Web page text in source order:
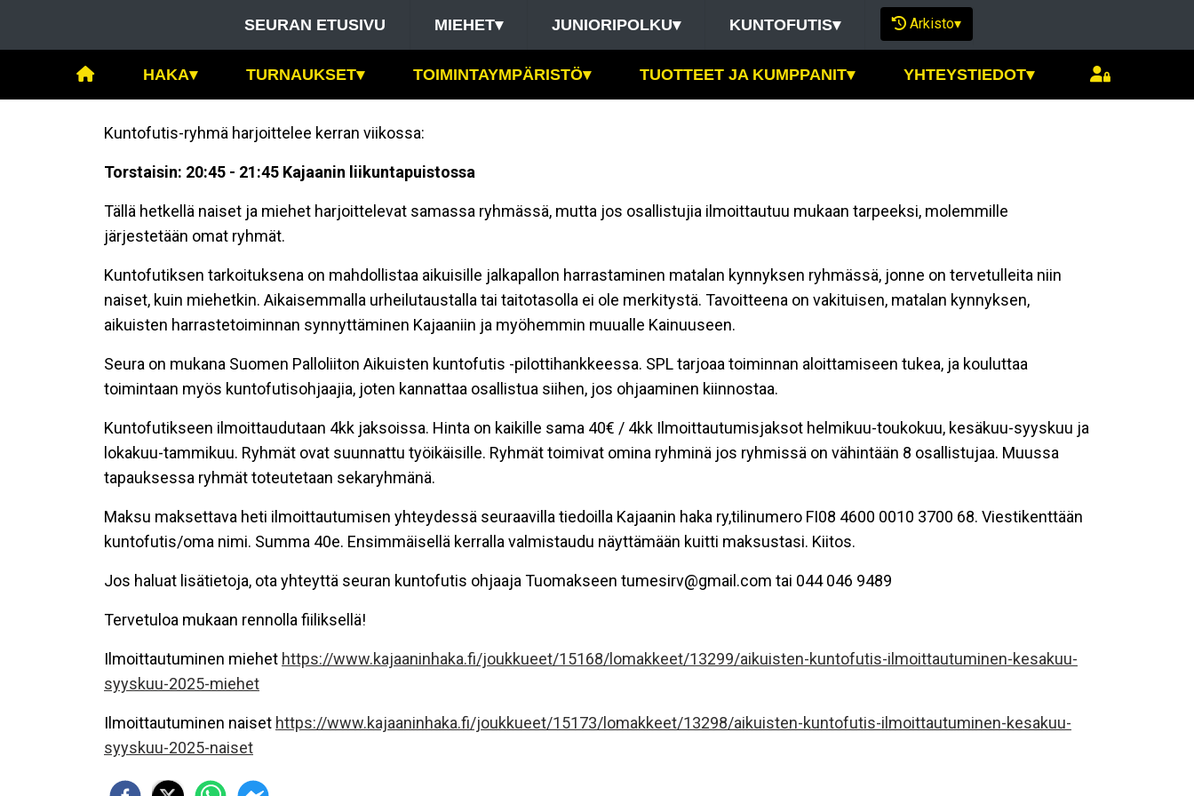
SEURAN ETUSIVU MIEHET▾ JUNIORIPOLKU▾ KUNTOFUTIS▾ Arkisto▾
HAKA▾ TURNAUKSET▾ TOIMINTAYMPÄRISTÖ▾ TUOTTEET JA KUMPPANIT▾ YHTEYSTIEDOT▾
Kuntofutis-ryhmä harjoittelee kerran viikossa:
Torstaisin: 20:45 - 21:45 Kajaanin liikuntapuistossa
Tällä hetkellä naiset ja miehet harjoittelevat samassa ryhmässä, mutta jos osallistujia ilmoittautuu mukaan tarpeeksi, molemmille
järjestetään omat ryhmät.
Kuntofutiksen tarkoituksena on mahdollistaa aikuisille jalkapallon harrastaminen matalan kynnyksen ryhmässä, jonne on tervetulleita niin
naiset, kuin miehetkin. Aikaisemmalla urheilutaustalla tai taitotasolla ei ole merkitystä. Tavoitteena on vakituisen, matalan kynnyksen,
aikuisten harrastetoiminnan synnyttäminen Kajaaniin ja myöhemmin muualle Kainuuseen.
Seura on mukana Suomen Palloliiton Aikuisten kuntofutis -pilottihankkeessa. SPL tarjoaa toiminnan aloittamiseen tukea, ja kouluttaa
toimintaan myös kuntofutisohjaajia, joten kannattaa osallistua siihen, jos ohjaaminen kiinnostaa.
Kuntofutikseen ilmoittaudutaan 4kk jaksoissa. Hinta on kaikille sama 40€ / 4kk Ilmoittautumisjaksot helmikuu-toukokuu, kesäkuu-syyskuu ja
lokakuu-tammikuu. Ryhmät ovat suunnattu työikäisille. Ryhmät toimivat omina ryhminä jos ryhmissä on vähintään 8 osallistujaa. Muussa
tapauksessa ryhmät toteutetaan sekaryhmänä.
Maksu maksettava heti ilmoittautumisen yhteydessä seuraavilla tiedoilla Kajaanin haka ry,tilinumero FI08 4600 0010 3700 68. Viestikenttään
kuntofutis/oma nimi. Summa 40e. Ensimmäisellä kerralla valmistaudu näyttämään kuitti maksustasi. Kiitos.
Jos haluat lisätietoja, ota yhteyttä seuran kuntofutis ohjaaja Tuomakseen tumesirv@gmail.com tai 044 046 9489
Tervetuloa mukaan rennolla fiiliksellä!
Ilmoittautuminen miehet https://www.kajaaninhaka.fi/joukkueet/15168/lomakkeet/13299/aikuisten-kuntofutis-ilmoittautuminen-kesakuu-
syyskuu-2025-miehet
Ilmoittautuminen naiset https://www.kajaaninhaka.fi/joukkueet/15173/lomakkeet/13298/aikuisten-kuntofutis-ilmoittautuminen-kesakuu-
syyskuu-2025-naiset